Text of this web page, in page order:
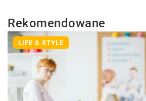
Rekomendowane
LIFE & STYLE